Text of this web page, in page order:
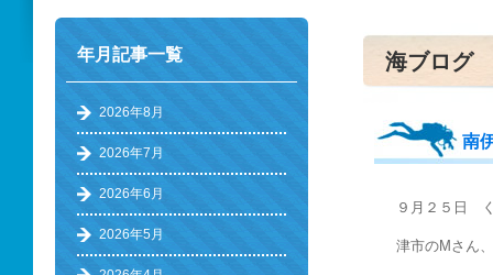
海ブログ
南
９月２５日
津市のMさん
年月記事一覧
2026年8月
2026年7月
2026年6月
2026年5月